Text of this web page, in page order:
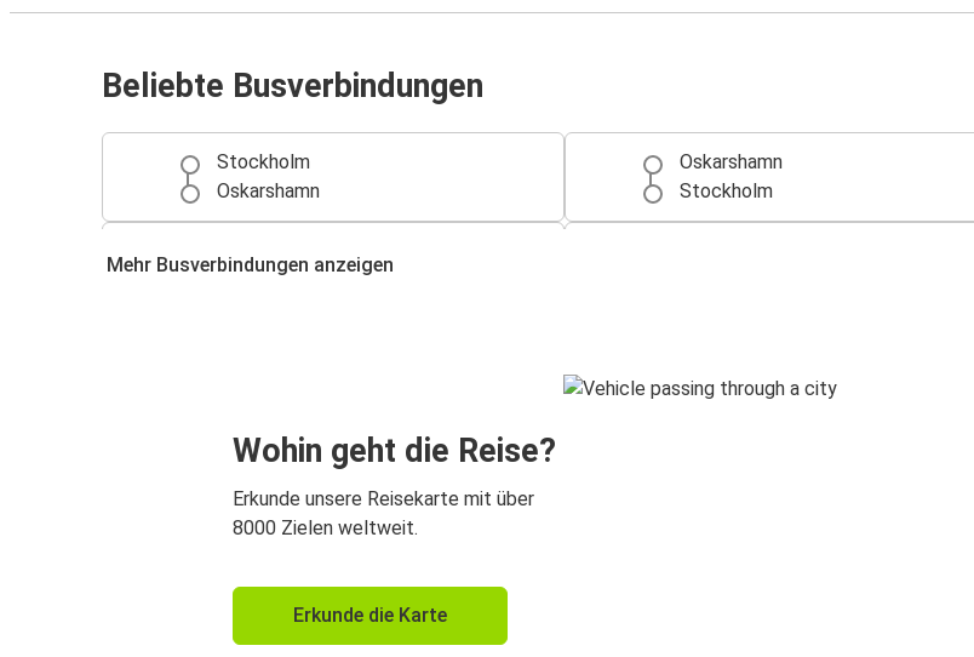
Beliebte Busverbindungen
Stockholm
Oskarshamn
Oskarshamn
Stockholm
Oskarshamn
Flughafen Stockholm Arlanda
Hamburg
Oskarshamn
Mehr Busverbindungen anzeigen
Wohin geht die Reise?
Erkunde unsere Reisekarte mit über
8000 Zielen weltweit.
Erkunde die Karte